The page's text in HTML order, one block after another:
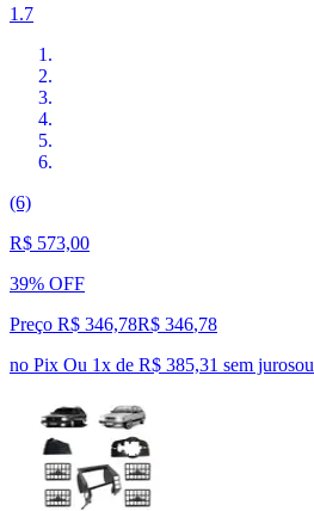
1.7
(6)
R$ 573,00
39% OFF
Preço R$ 346,78R$ 346,78
no Pix Ou 1x de R$ 385,31 sem jurosou